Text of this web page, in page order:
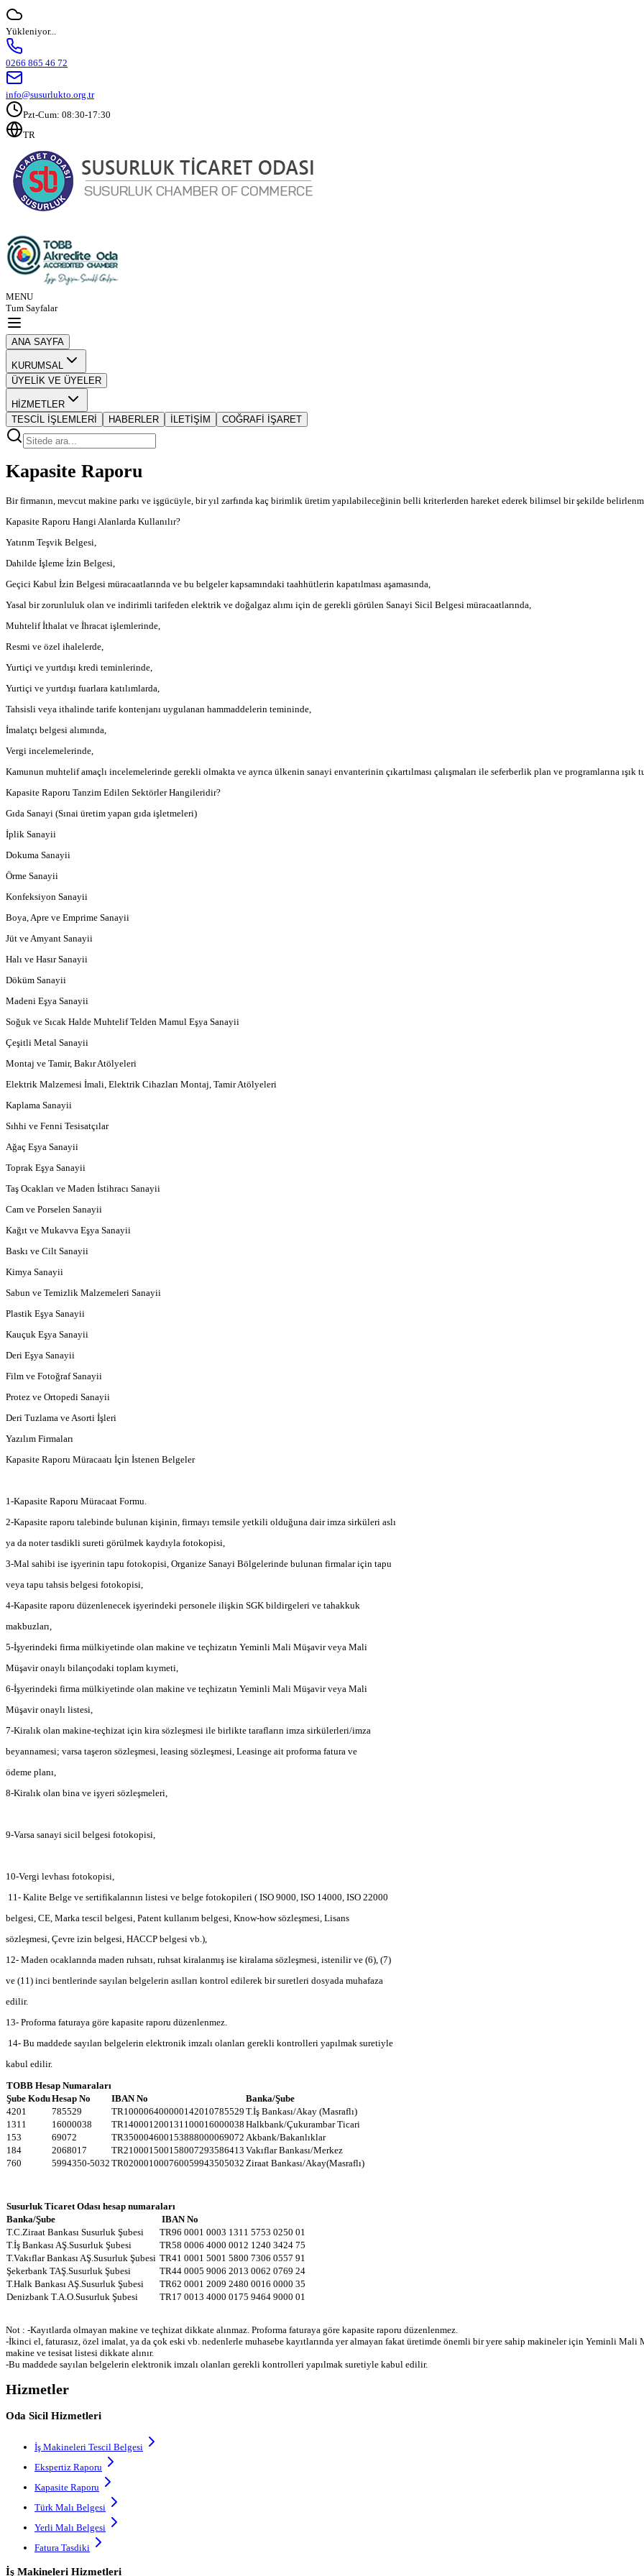
Yükleniyor...
0266 865 46 72
info@susurlukto.org.tr
Pzt-Cum: 08:30-17:30
TR
MENU
Tum Sayfalar
ANA SAYFA
KURUMSAL
ÜYELİK VE ÜYELER
HİZMETLER
TESCİL İŞLEMLERİ
HABERLER İLETİŞİM COĞRAFİ İŞARET
Kapasite Raporu
Bir firmanın, mevcut makine parkı ve işgücüyle, bir yıl zarfında kaç birimlik üretim yapılabileceğinin belli kriterlerden hareket ederek bilimsel bir şekilde
Kapasite Raporu Hangi Alanlarda Kullanılır?
Yatırım Teşvik Belgesi,
Dahilde İşleme İzin Belgesi,
Geçici Kabul İzin Belgesi müracaatlarında ve bu belgeler kapsamındaki taahhütlerin kapatılması aşamasında,
Yasal bir zorunluluk olan ve indirimli tarifeden elektrik ve doğalgaz alımı için de gerekli görülen Sanayi Sicil Belgesi müracaatlarında,
Muhtelif İthalat ve İhracat işlemlerinde,
Resmi ve özel ihalelerde,
Yurtiçi ve yurtdışı kredi teminlerinde,
Yurtiçi ve yurtdışı fuarlara katılımlarda,
Tahsisli veya ithalinde tarife kontenjanı uygulanan hammaddelerin temininde,
İmalatçı belgesi alımında,
Vergi incelemelerinde,
Kamunun muhtelif amaçlı incelemelerinde gerekli olmakta ve ayrıca ülkenin sanayi envanterinin çıkartılması çalışmaları ile seferberlik plan ve programlarına ışık
Kapasite Raporu Tanzim Edilen Sektörler Hangileridir?
Gıda Sanayi (Sınai üretim yapan gıda işletmeleri)
İplik Sanayii
Dokuma Sanayii
Örme Sanayii
Konfeksiyon Sanayii
Boya, Apre ve Emprime Sanayii
Jüt ve Amyant Sanayii
Halı ve Hasır Sanayii
Döküm Sanayii
Madeni Eşya Sanayii
Soğuk ve Sıcak Halde Muhtelif Telden Mamul Eşya Sanayii
Çeşitli Metal Sanayii
Montaj ve Tamir, Bakır Atölyeleri
Elektrik Malzemesi İmali, Elektrik Cihazları Montaj, Tamir Atölyeleri
Kaplama Sanayii
Sıhhi ve Fenni Tesisatçılar
Ağaç Eşya Sanayii
Toprak Eşya Sanayii
Taş Ocakları ve Maden İstihracı Sanayii
Cam ve Porselen Sanayii
Kağıt ve Mukavva Eşya Sanayii
Baskı ve Cilt Sanayii
Kimya Sanayii
Sabun ve Temizlik Malzemeleri Sanayii
Plastik Eşya Sanayii
Kauçuk Eşya Sanayii
Deri Eşya Sanayii
Film ve Fotoğraf Sanayii
Protez ve Ortopedi Sanayii
Deri Tuzlama ve Asorti İşleri
Yazılım Firmaları
Kapasite Raporu Müracaatı İçin İstenen Belgeler
1-Kapasite Raporu Müracaat Formu.
2-Kapasite raporu talebinde bulunan kişinin, firmayı temsile yetkili olduğuna dair imza sirküleri aslı
ya da noter tasdikli sureti görülmek kaydıyla fotokopisi,
3-Mal sahibi ise işyerinin tapu fotokopisi, Organize Sanayi Bölgelerinde bulunan firmalar için tapu
veya tapu tahsis belgesi fotokopisi,
4-Kapasite raporu düzenlenecek işyerindeki personele ilişkin SGK bildirgeleri ve tahakkuk
makbuzları,
5-İşyerindeki firma mülkiyetinde olan makine ve teçhizatın Yeminli Mali Müşavir veya Mali
Müşavir onaylı bilançodaki toplam kıymeti,
6-İşyerindeki firma mülkiyetinde olan makine ve teçhizatın Yeminli Mali Müşavir veya Mali
Müşavir onaylı listesi,
7-Kiralık olan makine-teçhizat için kira sözleşmesi ile birlikte tarafların imza sirkülerleri/imza
beyannamesi; varsa taşeron sözleşmesi, leasing sözleşmesi, Leasinge ait proforma fatura ve
ödeme planı,
8-Kiralık olan bina ve işyeri sözleşmeleri,
9-Varsa sanayi sicil belgesi fotokopisi,
10-Vergi levhası fotokopisi,
11- Kalite Belge ve sertifikalarının listesi ve belge fotokopileri ( ISO 9000, ISO 14000, ISO 22000
belgesi, CE, Marka tescil belgesi, Patent kullanım belgesi, Know-how sözleşmesi, Lisans
sözleşmesi, Çevre izin belgesi, HACCP belgesi vb.),
12- Maden ocaklarında maden ruhsatı, ruhsat kiralanmış ise kiralama sözleşmesi, istenilir ve (6), (7)
ve (11) inci bentlerinde sayılan belgelerin asılları kontrol edilerek bir suretleri dosyada muhafaza
edilir.
13- Proforma faturaya göre kapasite raporu düzenlenmez.
14- Bu maddede sayılan belgelerin elektronik imzalı olanları gerekli kontrolleri yapılmak suretiyle
kabul edilir.
TOBB Hesap Numaraları
Şube KoduHesap No IBAN No
Banka/Şube
4201
785529 TR100006400000142010785529 T.İş Bankası/Akay (Masraflı)
1311
16000038 TR140001200131100016000038 Halkbank/Çukurambar Ticari
153
69072 TR350004600153888000069072 Akbank/Bakanlıklar
184
2068017 TR210001500158007293586413 Vakıflar Bankası/Merkez
760
5994350-5032 TR020001000760059943505032 Ziraat Bankası/Akay(Masraflı)
Susurluk Ticaret Odası hesap numaraları
Banka/Şube
IBAN No
T.C.Ziraat Bankası Susurluk Şubesi
TR96 0001 0003 1311 5753 0250 01
T.İş Bankası AŞ.Susurluk Şubesi
TR58 0006 4000 0012 1240 3424 75
T.Vakıflar Bankası AŞ.Susurluk Şubesi TR41 0001 5001 5800 7306 0557 91
Şekerbank TAŞ.Susurluk Şubesi
TR44 0005 9006 2013 0062 0769 24
T.Halk Bankası AŞ.Susurluk Şubesi
TR62 0001 2009 2480 0016 0000 35
Denizbank T.A.O.Susurluk Şubesi
TR17 0013 4000 0175 9464 9000 01
Not : -Kayıtlarda olmayan makine ve teçhizat dikkate alınmaz. Proforma faturaya göre kapasite raporu düzenlenmez.
-İkinci el, faturasız, özel imalat, ya da çok eski vb. nedenlerle muhasebe kayıtlarında yer almayan fakat üretimde önemli bir yere sahip makineler için Yeminli
makine ve tesisat listesi dikkate alınır.
-Bu maddede sayılan belgelerin elektronik imzalı olanları gerekli kontrolleri yapılmak suretiyle kabul edilir.
Hizmetler
Oda Sicil Hizmetleri
İş Makineleri Tescil Belgesi
Ekspertiz Raporu
Kapasite Raporu
Türk Malı Belgesi
Yerli Malı Belgesi
Fatura Tasdiki
İş Makineleri Hizmetleri